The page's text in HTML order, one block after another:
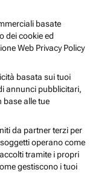
basate
dei cookie ed
Web Privacy Policy
basata sui tuoi
annunci pubblicitari,
base alle tue
da partner terzi per
operano come
tramite i propri
gestiscono i tuoi